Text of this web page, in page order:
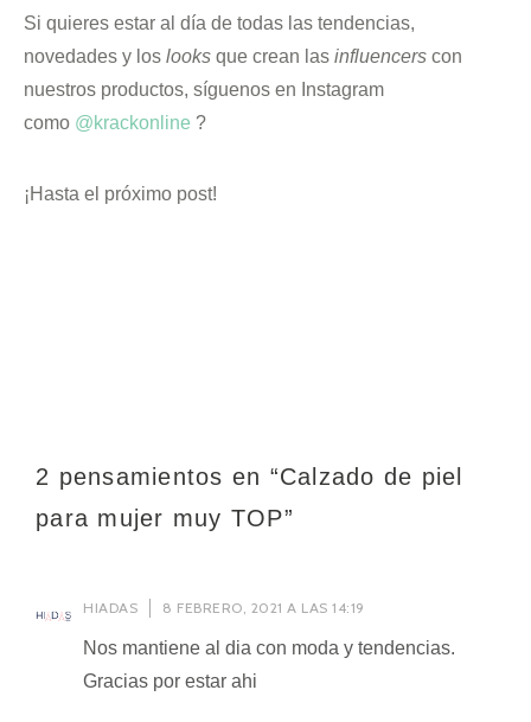
Si quieres estar al día de todas las tendencias,
novedades y los looks que crean las influencers con
nuestros productos, síguenos en Instagram
como @krackonline ?
¡Hasta el próximo post!
2 pensamientos en “Calzado de piel
para mujer muy TOP”
HIADAS 8 FEBRERO, 2021 A LAS 14:19
Nos mantiene al dia con moda y tendencias.
Gracias por estar ahi